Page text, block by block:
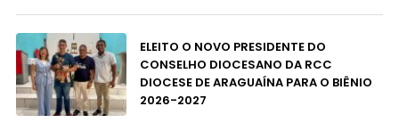
ELEITO O NOVO PRESIDENTE DO
CONSELHO DIOCESANO DA RCC
DIOCESE DE ARAGUAÍNA PARA O BIÊNIO
2026-2027